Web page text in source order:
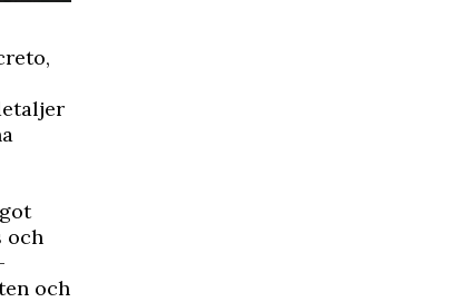
och
och